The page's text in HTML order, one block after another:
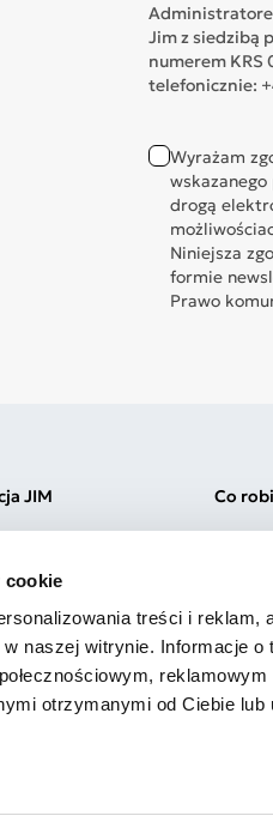
cookie
treści i reklam,
w naszej witrynie. Informacje
otrzymanymi od Ciebie
Jim z siedzibą
numerem KRS
telefonicznie:
Wyrażam
drogą
Niniejsza
formie
Prawo
JIM Co